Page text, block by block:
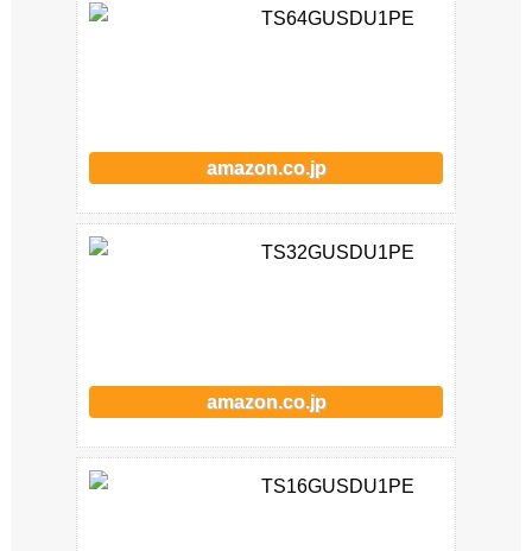
TS64GUSDU1PE
amazon.co.jp
TS32GUSDU1PE
amazon.co.jp
TS16GUSDU1PE